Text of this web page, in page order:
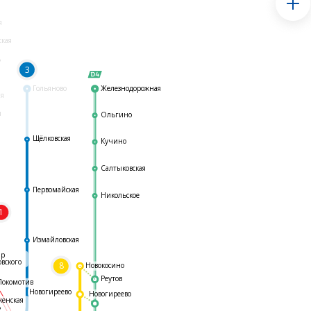
Гольяново
3
8
Железнодорожная
Ольгино
Кучино
Салтыковская
Никольское
Реутов
Измайловская
Первомайская
Щёлковская
Новогиреево
Новогиреево
Новокосино